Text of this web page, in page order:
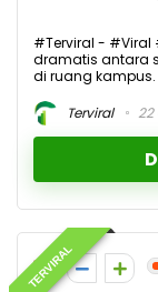
#Terviral -
dramatis antara
di ruang kampus.
Terviral
22
TERVIRAL
1